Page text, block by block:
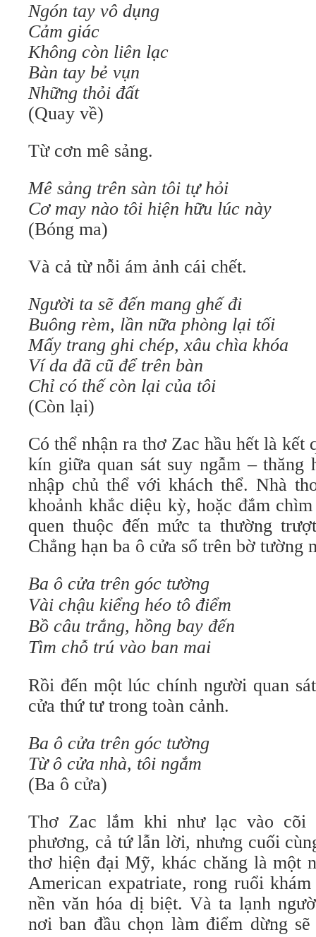
Ngón tay vô dụng
Cảm giác
Không còn liên lạc
Bàn tay bẻ vụn
Những thỏi đất
(Quay về)
Từ cơn mê sảng.
Mê sảng trên sàn tôi tự hỏi
Cơ may nào tôi hiện hữu lúc này
(Bóng ma)
Và cả từ nỗi ám ảnh cái chết.
Người ta sẽ đến mang ghế đi
Buông rèm, lần nữa phòng lại tối
Mấy trang ghi chép, xâu chìa khóa
Ví da đã cũ để trên bàn
Chỉ có thế còn lại của tôi
(Còn lại)
Có thể nhận ra thơ Zac hầu hết là kết
kín giữa quan sát suy ngẫm – thăng
nhập chủ thể với khách thể. Nhà
khoảnh khắc diệu kỳ, hoặc đắm
quen thuộc đến mức ta thường
Chẳng hạn ba ô cửa sổ trên bờ tường
Ba ô cửa trên góc tường
Vài chậu kiểng héo tô điểm
Bồ câu trắng, hồng bay đến
Tìm chỗ trú vào ban mai
Rồi đến một lúc chính người quan
cửa thứ tư trong toàn cảnh.
Ba ô cửa trên góc tường
Từ ô cửa nhà, tôi ngắm
(Ba ô cửa)
Thơ Zac lắm khi như lạc vào
phương, cả tứ lẫn lời, nhưng cuối
thơ hiện đại Mỹ, khác chăng là một
American expatriate, rong ruổi
nền văn hóa dị biệt. Và ta lạnh
nơi ban đầu chọn làm điểm dừng